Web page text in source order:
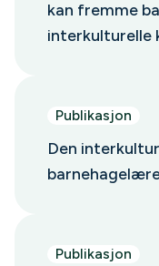
kan fremme
interkulturelle
Publikasjon
Den
Publikasjon